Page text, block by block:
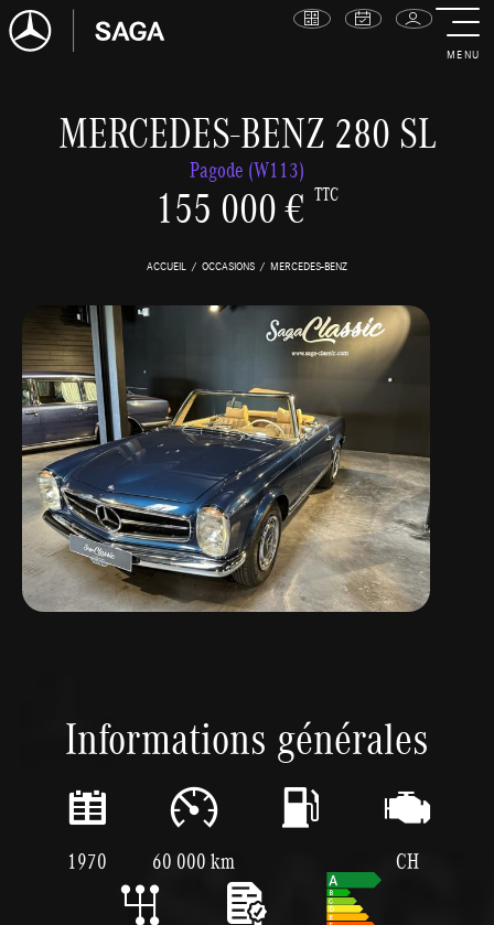
MENU
MERCEDES-BENZ 280 SL
Pagode (W113)
155 000 € TTC
ACCUEIL OCCASIONS MERCEDES-BENZ
Informations générales
1970 60 000 km CH